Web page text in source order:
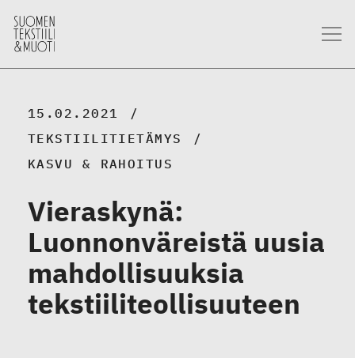
15.02.2021
TEKSTIILITIETÄMYS
KASVU & RAHOITUS
Vieraskynä:
Luonnonväreistä uusia
mahdollisuuksia
tekstiiliteollisuuteen